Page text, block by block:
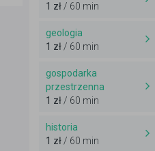
1 zł / 60 min
geologia
1 zł / 60 min
gospodarka
przestrzenna
1 zł / 60 min
historia
1 zł / 60 min